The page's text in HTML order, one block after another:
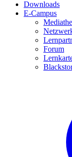
Downloads
E-Campus
Forum